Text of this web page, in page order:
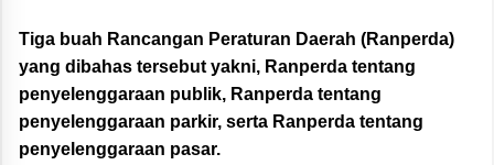
Tiga buah Rancangan Peraturan Daerah (Ranperda)
yang dibahas tersebut yakni, Ranperda tentang
penyelenggaraan publik, Ranperda tentang
penyelenggaraan parkir, serta Ranperda tentang
penyelenggaraan pasar.